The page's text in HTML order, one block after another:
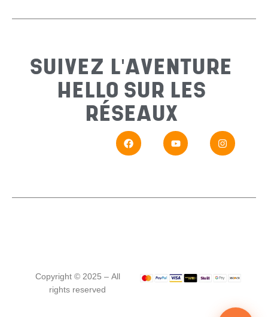
SUIVEZ L'AVENTURE
HELLO SUR LES
RÉSEAUX
Copyright © 2025 – All
rights reserved